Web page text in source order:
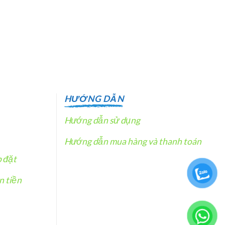
đặt
tiền
HƯỚNG DẪN
Hướng dẫn sử dụng
Hướng dẫn mua hàng và thanh toán